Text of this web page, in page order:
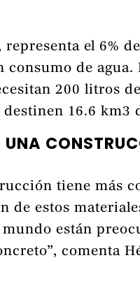
el 6%
consumo de agua.
200 litros
16.6 km3
tiene más
de estos
están
comenta